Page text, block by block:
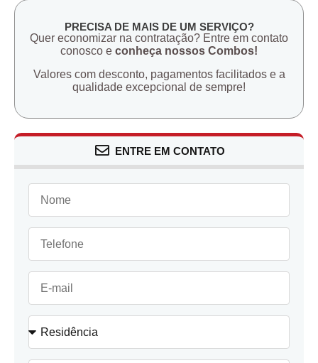
PRECISA DE MAIS DE UM SERVIÇO?
Quer economizar na contratação? Entre em contato
conosco e conheça nossos Combos!
Valores com desconto, pagamentos facilitados e a
qualidade excepcional de sempre!
ENTRE EM CONTATO